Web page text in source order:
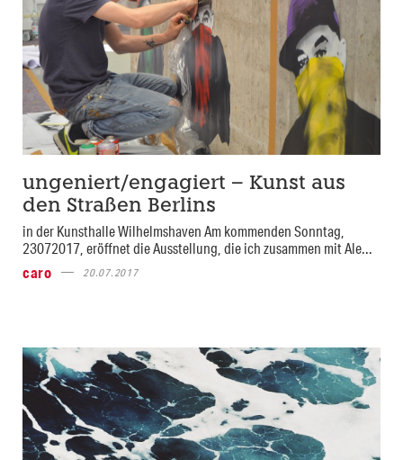
ungeniert/engagiert – Kunst aus
den Straßen Berlins
in der Kunsthalle Wilhelmshaven Am kommenden Sonntag,
23072017, eröffnet die Ausstellung, die ich zusammen mit Ale...
caro
20.07.2017